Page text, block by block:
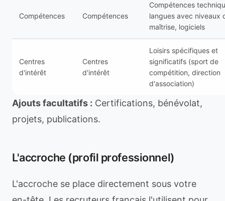
Compétences Compétences
Compétences
langues avec niveaux
maîtrise, logiciels
Centres
d'intérêt
Centres
d'intérêt
Loisirs spécifiques et
significatifs (sport de
compétition, direction
d'association)
Ajouts facultatifs : Certifications, bénévolat,
projets, publications.
L'accroche (profil professionnel)
L'accroche se place directement sous votre